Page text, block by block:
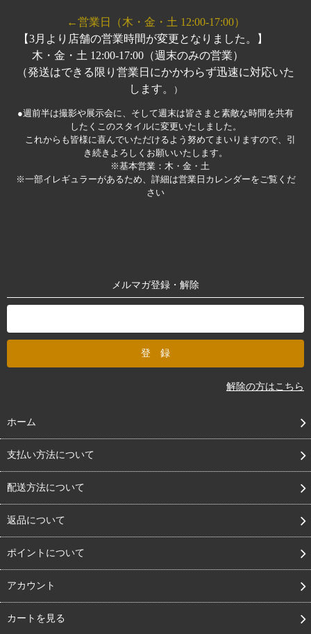
←営業日（木・金・土 12:00-17:00）
【3月より店舗の営業時間が変更となりました。】
木・金・土 12:00-17:00（週末のみの営業）
（発送はできる限り営業日にかかわらず迅速に対応いた
します。
）
●週前半は撮影や展示会に、そして週末は皆さまと素敵な時間を共有
したくこのスタイルに変更いたしました。
これからも皆様に喜んでいただけるよう努めてまいりますので、引
き続きよろしくお願いいたします。
※基本営業：木・金・土
※一部イレギュラーがあるため、詳細は営業日カレンダーをご覧くだ
さい
メルマガ登録・解除
解除の方はこちら
ホーム
支払い方法について
配送方法について
返品について
ポイントについて
アカウント
カートを見る